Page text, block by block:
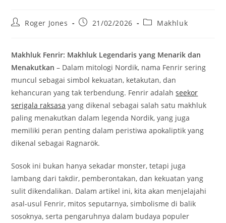
PostRoger Jones
Post21/02/2026
PostMakhluk
Makhluk Fenrir: Makhluk Legendaris yang Menarik dan
Menakutkan – Dalam mitologi Nordik, nama Fenrir sering
muncul sebagai simbol kekuatan, ketakutan, dan
kehancuran yang tak terbendung. Fenrir adalahseekor
serigala raksasa yang dikenal sebagai salah satu makhluk
paling menakutkan dalam legenda Nordik, yang juga
memiliki peran penting dalam peristiwa apokaliptik yang
dikenal sebagai Ragnarök.
Sosok ini bukan hanya sekadar monster, tetapi juga
lambang dari takdir, pemberontakan, dan kekuatan yang
sulit dikendalikan. Dalam artikel ini, kita akan menjelajahi
asal-usul Fenrir, mitos seputarnya, simbolisme di balik
sosoknya, serta pengaruhnya dalam budaya populer